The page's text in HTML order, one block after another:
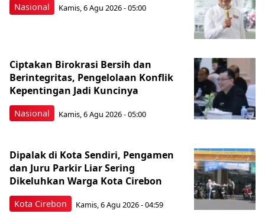
Nasional Kamis, 6 Agu 2026 - 05:00
Nasional
Ciptakan Birokrasi Bersih dan
Berintegritas, Pengelolaan Konflik
Kepentingan Jadi Kuncinya
Kamis, 6 Agu 2026 - 05:00
Kota Cirebon
Dipalak di Kota Sendiri, Pengamen
dan Juru Parkir Liar Sering
Dikeluhkan Warga Kota Cirebon
Kamis, 6 Agu 2026 - 04:59